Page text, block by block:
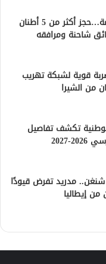
ضربة أمنية قوية بكتامة…حجز أكثر من 5 أطنان
شاحنة ومرافقه
قوية لشبكة تهريب
تكشف تفاصيل
مدريد تفرض قيودًا
إيطاليا